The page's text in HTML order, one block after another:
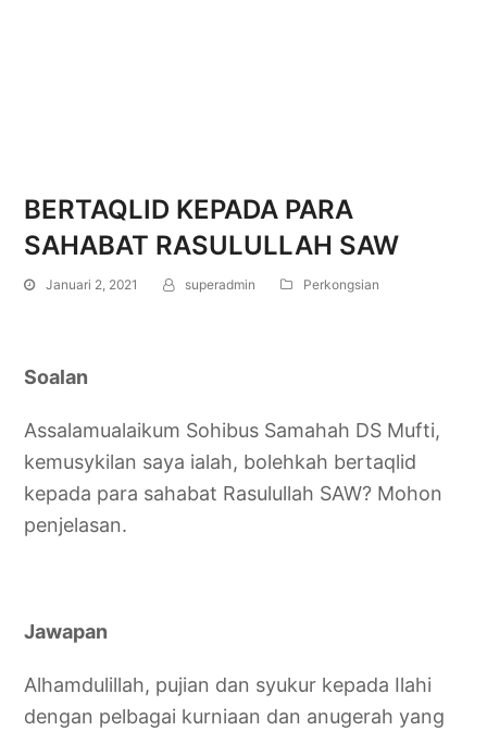
BERTAQLID KEPADA PARA
SAHABAT RASULULLAH SAW
Januari 2, 2021 superadmin Perkongsian
Soalan
Assalamualaikum Sohibus Samahah DS Mufti,
kemusykilan saya ialah, bolehkah bertaqlid
kepada para sahabat Rasulullah SAW? Mohon
penjelasan.
Jawapan
Alhamdulillah, pujian dan syukur kepada Ilahi
dengan pelbagai kurniaan dan anugerah yang